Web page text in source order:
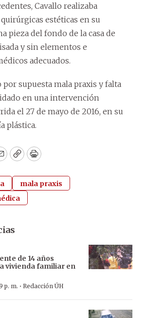
Cavallo realizaba
estéticas en su
pieza del fondo de la casa de
y sin elementos e
adecuados.
por supuesta mala praxis y falta
en una intervención
el 27 de mayo de 2016, en su
plástica.
CopyPrint
mala praxis
de 14 años
vivienda familiar en
p. m. · Redacción ÚH